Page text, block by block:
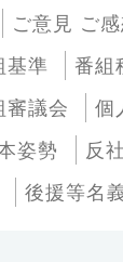
ご意見 ご感
基準
番組
審議会
個
姿勢
反
後援等名